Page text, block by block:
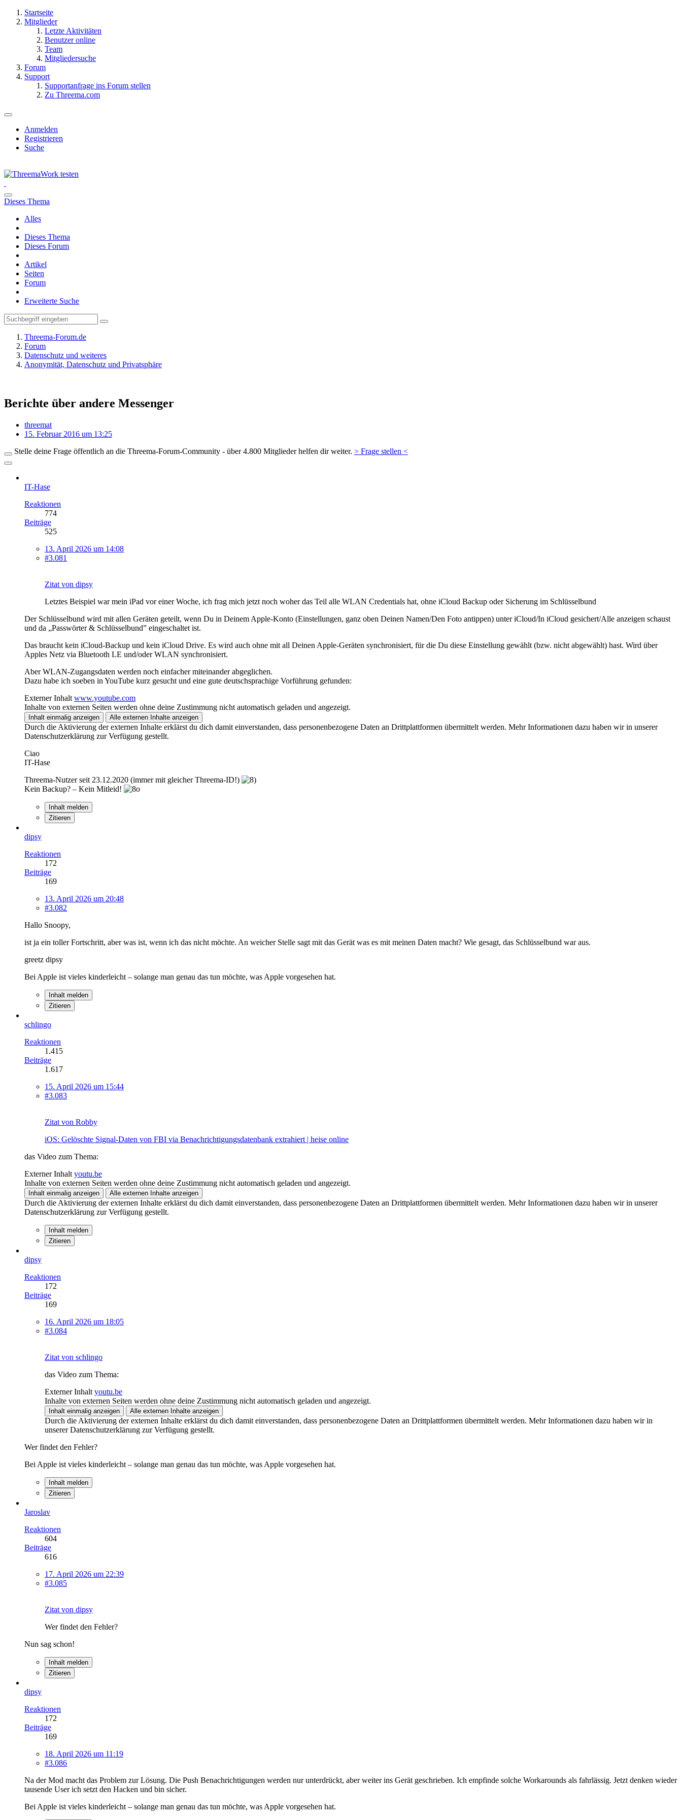
Startseite
Mitglieder
Letzte Aktivitäten
Benutzer online
Team
Mitgliedersuche
Forum
Support
Supportanfrage ins Forum stellen
Zu Threema.com
Anmelden
Registrieren
Suche
Dieses Thema
Alles
Dieses Thema
Dieses Forum
Artikel
Seiten
Forum
Erweiterte Suche
Threema-Forum.de
Forum
Datenschutz und weiteres
Anonymität, Datenschutz und Privatsphäre
Berichte über andere Messenger
threemat
15. Februar 2016 um 13:25
Stelle deine Frage öffentlich an die Threema-Forum-Community - über 4.800 Mitglieder helfen dir weiter. > Frage stellen <
IT-Hase
Reaktionen
774
Beiträge
525
13. April 2026 um 14:08
#3.081
Zitat von dipsy
Letztes Beispiel war mein iPad vor einer Woche, ich frag mich jetzt noch woher das Teil alle WLAN Credentials hat, ohne iCloud Backup oder Sicherung im Schlüsselbund
Der Schlüsselbund wird mit allen Geräten geteilt, wenn Du in Deinem Apple-Konto (Einstellungen, ganz oben Deinen Namen/Den Foto antippen) unter iCloud/In iCloud gesichert/Alle anzeigen schaust
und da „Passwörter & Schlüsselbund” eingeschaltet ist.
Das braucht kein iCloud-Backup und kein iCloud Drive. Es wird auch ohne mit all Deinen Apple-Geräten synchronisiert, für die Du diese Einstellung gewählt (bzw. nicht abgewählt) hast. Wird über
Apples Netz via Bluetooth LE und/oder WLAN synchronisiert.
Aber WLAN-Zugangsdaten werden noch einfacher miteinander abgeglichen.
Dazu habe ich soeben in YouTube kurz gesucht und eine gute deutschsprachige Vorführung gefunden:
Externer Inhalt www.youtube.com
Inhalte von externen Seiten werden ohne deine Zustimmung nicht automatisch geladen und angezeigt.
Inhalt einmalig anzeigen Alle externen Inhalte anzeigen
Durch die Aktivierung der externen Inhalte erklärst du dich damit einverstanden, dass personenbezogene Daten an Drittplattformen übermittelt werden. Mehr Informationen dazu haben wir in unserer
Datenschutzerklärung zur Verfügung gestellt.
Ciao
IT-Hase
Threema-Nutzer seit 23.12.2020 (immer mit gleicher Threema-ID!)
Kein Backup? – Kein Mitleid!
Inhalt melden
Zitieren
dipsy
Reaktionen
172
Beiträge
169
13. April 2026 um 20:48
#3.082
Hallo Snoopy,
ist ja ein toller Fortschritt, aber was ist, wenn ich das nicht möchte. An weicher Stelle sagt mit das Gerät was es mit meinen Daten macht? Wie gesagt, das Schlüsselbund war aus.
greetz dipsy
Bei Apple ist vieles kinderleicht – solange man genau das tun möchte, was Apple vorgesehen hat.
Inhalt melden
Zitieren
schlingo
Reaktionen
1.415
Beiträge
1.617
15. April 2026 um 15:44
#3.083
Zitat von Robby
iOS: Gelöschte Signal-Daten von FBI via Benachrichtigungsdatenbank extrahiert | heise online
das Video zum Thema:
Externer Inhalt youtu.be
Inhalte von externen Seiten werden ohne deine Zustimmung nicht automatisch geladen und angezeigt.
Inhalt einmalig anzeigen Alle externen Inhalte anzeigen
Durch die Aktivierung der externen Inhalte erklärst du dich damit einverstanden, dass personenbezogene Daten an Drittplattformen übermittelt werden. Mehr Informationen dazu haben wir in unserer
Datenschutzerklärung zur Verfügung gestellt.
Inhalt melden
Zitieren
dipsy
Reaktionen
172
Beiträge
169
16. April 2026 um 18:05
#3.084
Zitat von schlingo
das Video zum Thema:
Externer Inhalt youtu.be
Inhalte von externen Seiten werden ohne deine Zustimmung nicht automatisch geladen und angezeigt.
Inhalt einmalig anzeigen Alle externen Inhalte anzeigen
Durch die Aktivierung der externen Inhalte erklärst du dich damit einverstanden, dass personenbezogene Daten an Drittplattformen übermittelt werden. Mehr Informationen dazu haben wir in
unserer Datenschutzerklärung zur Verfügung gestellt.
Wer findet den Fehler?
Bei Apple ist vieles kinderleicht – solange man genau das tun möchte, was Apple vorgesehen hat.
Inhalt melden
Zitieren
Jaroslav
Reaktionen
604
Beiträge
616
17. April 2026 um 22:39
#3.085
Zitat von dipsy
Wer findet den Fehler?
Nun sag schon!
Inhalt melden
Zitieren
dipsy
Reaktionen
172
Beiträge
169
18. April 2026 um 11:19
#3.086
Na der Mod macht das Problem zur Lösung. Die Push Benachrichtigungen werden nur unterdrückt, aber weiter ins Gerät geschrieben. Ich empfinde solche Workarounds als fahrlässig. Jetzt denken wieder
tausende User ich setzt den Hacken und bin sicher.
Bei Apple ist vieles kinderleicht – solange man genau das tun möchte, was Apple vorgesehen hat.